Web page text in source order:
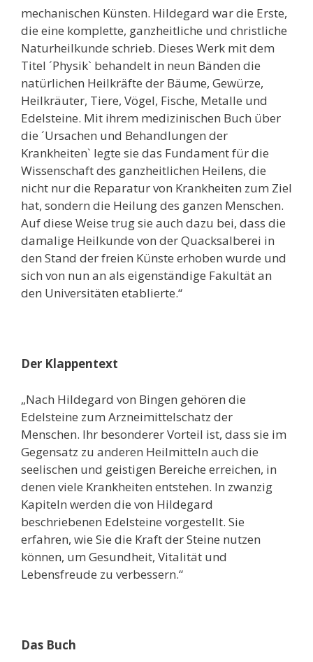
mechanischen Künsten. Hildegard war die Erste,
die eine komplette, ganzheitliche und christliche
Naturheilkunde schrieb. Dieses Werk mit dem
Titel ´Physik` behandelt in neun Bänden die
natürlichen Heilkräfte der Bäume, Gewürze,
Heilkräuter, Tiere, Vögel, Fische, Metalle und
Edelsteine. Mit ihrem medizinischen Buch über
die ´Ursachen und Behandlungen der
Krankheiten` legte sie das Fundament für die
Wissenschaft des ganzheitlichen Heilens, die
nicht nur die Reparatur von Krankheiten zum Ziel
hat, sondern die Heilung des ganzen Menschen.
Auf diese Weise trug sie auch dazu bei, dass die
damalige Heilkunde von der Quacksalberei in
den Stand der freien Künste erhoben wurde und
sich von nun an als eigenständige Fakultät an
den Universitäten etablierte.“
Der Klappentext
„Nach Hildegard von Bingen gehören die
Edelsteine zum Arzneimittelschatz der
Menschen. Ihr besonderer Vorteil ist, dass sie im
Gegensatz zu anderen Heilmitteln auch die
seelischen und geistigen Bereiche erreichen, in
denen viele Krankheiten entstehen. In zwanzig
Kapiteln werden die von Hildegard
beschriebenen Edelsteine vorgestellt. Sie
erfahren, wie Sie die Kraft der Steine nutzen
können, um Gesundheit, Vitalität und
Lebensfreude zu verbessern.“
Das Buch